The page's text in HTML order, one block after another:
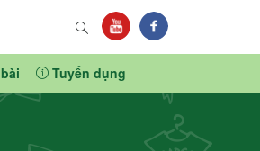
Tuyển dụng